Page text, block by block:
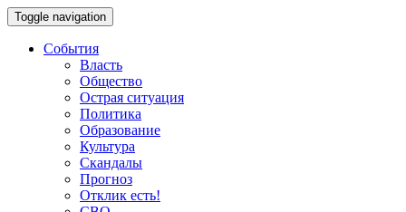
Toggle navigation
События
Власть
Общество
Острая ситуация
Политика
Образование
Культура
Скандалы
Прогноз
Отклик есть!